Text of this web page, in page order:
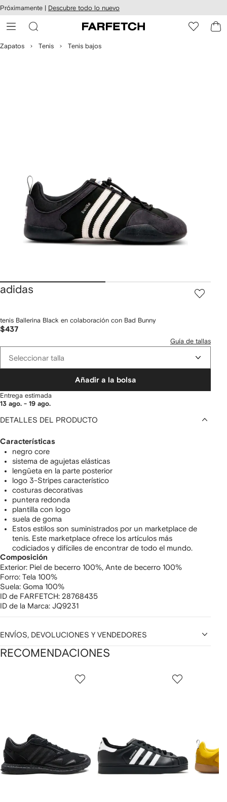
al
Próximamente | Descubre todo lo nuevo
Zapatos Tenis Tenis bajos
adidas
tenis Ballerina Black en colaboración con Bad Bunny
$437
Guía de tallas
Seleccionar talla
Añadir a la bolsa
Entrega estimada
13 ago. - 19 ago.
DETALLES DEL PRODUCTO
Características
negro core
sistema de agujetas elásticas
lengüeta en la parte posterior
logo 3-Stripes característico
costuras decorativas
puntera redonda
plantilla con logo
suela de goma
Estos estilos son suministrados por un marketplace de
tenis. Este marketplace ofrece los artículos más
codiciados y difíciles de encontrar de todo el mundo.
Composición
Exterior: Piel de becerro 100%, Ante de becerro 100%
Forro: Tela 100%
Suela: Goma 100%
ID de FARFETCH: 28768435
ID de la Marca: JQ9231
ENVÍOS, DEVOLUCIONES Y VENDEDORES
RECOMENDACIONES